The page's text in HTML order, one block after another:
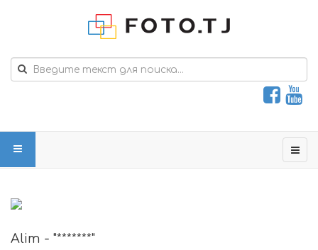
Alim - "*******"